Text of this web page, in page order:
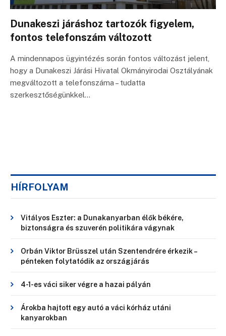
Dunakeszi járáshoz tartozók figyelem,
fontos telefonszám változott
A mindennapos ügyintézés során fontos változást jelent,
hogy a Dunakeszi Járási Hivatal Okmányirodai Osztályának
megváltozott a telefonszáma – tudatta
szerkesztőségünkkel…
HÍRFOLYAM
Vitályos Eszter: a Dunakanyarban élők békére,
biztonságra és szuverén politikára vágynak
Orbán Viktor Brüsszel után Szentendrére érkezik –
pénteken folytatódik az országjárás
4-1-es váci siker végre a hazai pályán
Árokba hajtott egy autó a váci kórház utáni
kanyarokban